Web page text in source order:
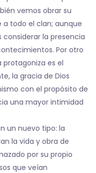
vemos obrar su
todo el clan; aunque
la presencia
Por otro
es el
la gracia de Dios
con el propósito de
una mayor intimidad
un nuevo tipo: la
la vida y obra de
por su propio
que veían